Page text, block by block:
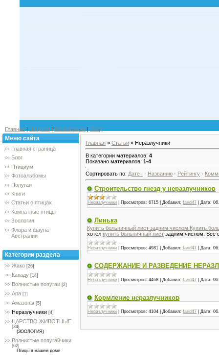
Главная | Попугаи | Регистрация | Вход
Меню сайта
Главная страница
Блог
Птициум
Фотоальбомы
Попугаи
Книги
Статьи о птицах
Комнатные птицы
Зоология
Флора и фауна
Австралии
Категории раздела
Жако [26]
Какаду [14]
Волнистые попугаи [2]
Ара [1]
Амазоны [5]
Неразлучники [4]
ЦАРСТВО ЖИВОТНЫЕ
[34]
(ЗООЛОГИЯ)
Волнистые попугайчики
[62]
Птицы в нашем доме
Главная » Статьи » Неразлучники
В категории материалов: 4
Показано материалов: 1-4
Сортировать по: Дате · Названию · Рейтингу ·
Строительство гнезд у неразлучников
Неразлучники Просмотров: 6715 Добавил: farid47 Дата:
Линька
Купить больничный лист задним числом Купить
хотел купить больничный лист задним числом. Все
Неразлучники Просмотров: 4981 Добавил: farid47 Дата:
СОДЕРЖАНИЕ И РАЗВЕДЕНИЕ
Неразлучники Просмотров: 4468 Добавил: farid47 Дата:
Кормление неразлучников
Неразлучники Просмотров: 4104 Добавил: farid47 Дата: